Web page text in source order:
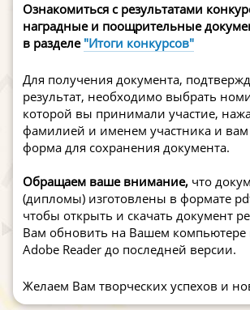
Ознакомиться с результатами
наградные и поощрительные
в разделе "Итоги конкурсов"
Для получения документа,
результат, необходимо выбрать
которой вы принимали участие,
фамилией и именем участника и вам
форма для сохранения документа.
Обращаем ваше внимание, что
(дипломы) изготовлены в формате
чтобы открыть и скачать документ
Вам обновить на Вашем компьютере
Adobe Reader до последней версии.
Желаем Вам творческих успехов и